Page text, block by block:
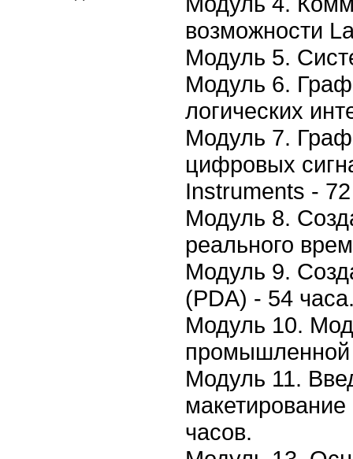
возможности
Модуль 5.
Модуль 6.
логических
Модуль 7.
цифровых
Instruments -
Модуль 8.
реального
Модуль 9.
(PDA) - 54
Модуль 10.
Модуль 11.
часов.